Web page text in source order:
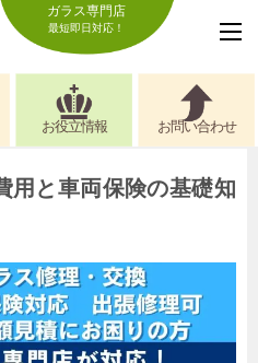
ガラス専門店
最短即日対応！
お役立情報 お問い合わせ
用と車両保険の基礎知